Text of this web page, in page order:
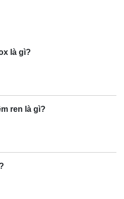
là gì?
ren là gì?